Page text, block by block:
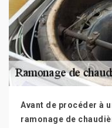
Avant de procéder à
ramonage de